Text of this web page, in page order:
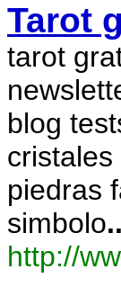
Tarot
tarot
blog
cristales
piedras
simbolo
http://